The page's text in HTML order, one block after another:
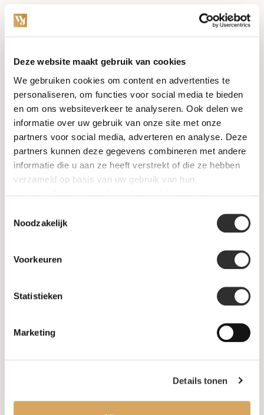
Deze website maakt gebruik van cookies
We gebruiken cookies om content en advertenties te
personaliseren, om functies voor social media te bieden
en om ons websiteverkeer te analyseren. Ook delen we
informatie over uw gebruik van onze site met onze
partners voor social media, adverteren en analyse. Deze
partners kunnen deze gegevens combineren met andere
informatie die u aan ze heeft verstrekt of die ze hebben
verzameld op basis van uw gebruik van hun
Noodzakelijk
Voorkeuren
Statistieken
Marketing
Details tonen
Sitemap
Categories
Watches
Jewellery
Wedding rings
PRE-OWNED
Maatwerk